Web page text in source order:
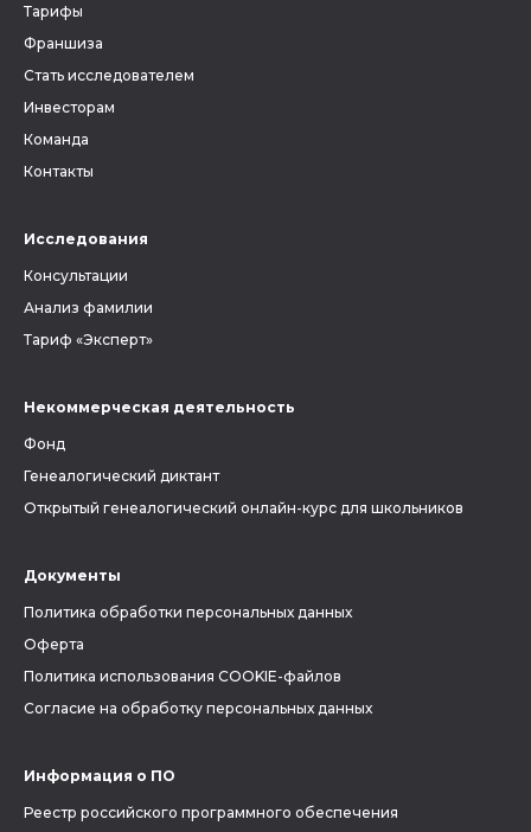
Тарифы
Франшиза
Стать исследователем
Инвесторам
Команда
Контакты
Исследования
Консультации
Анализ фамилии
Тариф «Эксперт»
Некоммерческая деятельность
Фонд
Генеалогический диктант
Открытый генеалогический онлайн-курс для школьников
Документы
Политика обработки персональных данных
Оферта
Политика использования COOKIE-файлов
Согласие на обработку персональных данных
Информация о ПО
Реестр российского программного обеспечения